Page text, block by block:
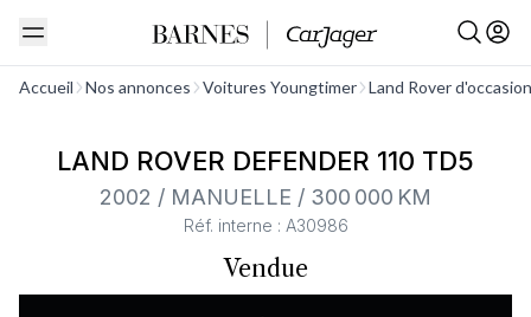
Accueil Nos annonces Voitures Youngtimer Land Rover d'occasion
Voir tout
LAND ROVER DEFENDER 110 TD5
2002 / MANUELLE / 300 000 KM
Réf. interne : A30986
Vendue